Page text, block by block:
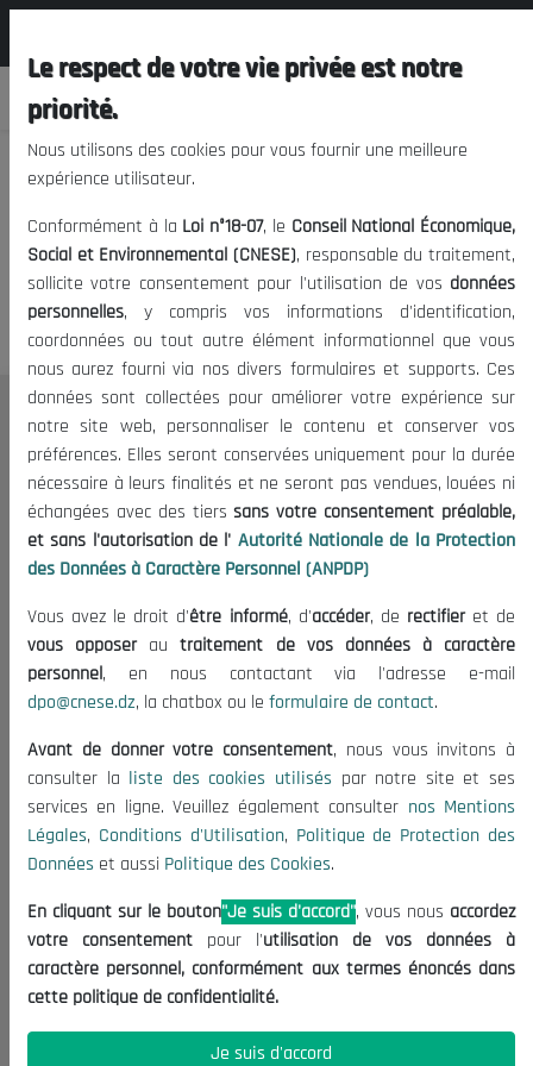
Nous vous prions de nous
excuser, mais l'accès à ce
contenu est restreint.
Le CNESE
A Propos
Le président
Organisation
Publications
Informations utiles
Appels d'offres et Consultations
Mentions Légales
Conditions d'Utilisation
Politique de Protection des Données
Politique des Cookies
Nous Contacter
(+213) 021 98 01 00|01|02
contact@cnese.dz
Suggestions ou Initiatives ?
Newsletter
dernières nouvelles.
Le respect de votre vie privée est notre
priorité.
Nous utilisons des cookies pour vous fournir une meilleure
expérience utilisateur.
Conformément à la Loi n°18-07, le Conseil National Économique,
Social et Environnemental (CNESE), responsable du traitement,
sollicite votre consentement pour l'utilisation de vos données
personnelles, y compris vos informations d'identification,
coordonnées ou tout autre élément informationnel que vous
nous aurez fourni via nos divers formulaires et supports. Ces
données sont collectées pour améliorer votre expérience sur
notre site web, personnaliser le contenu et conserver vos
préférences. Elles seront conservées uniquement pour la durée
nécessaire à leurs finalités et ne seront pas vendues, louées ni
échangées avec des tierssans votre consentement préalable,
et sans l'autorisation de l' Autorité Nationale de la Protection
des Données à Caractère Personnel (ANPDP)
Vous avez le droit d'être informé, d'accéder, de rectifieret de
vous opposerautraitement de vos données à caractère
personnel, en nous contactant via l'adresse e-mail
dpo@cnese.dz, la chatbox ou le formulaire de contact.
Avant de donner votre consentement, nous vous invitons à
consulter la liste des cookies utilisés par notre site et ses
services en ligne. Veuillez également consulter nos Mentions
Légales, Conditions d'Utilisation, Politique de Protection des
Données et aussi Politique des Cookies.
En cliquant sur le bouton"Je suis d'accord", vous nous accordez
votre consentement pour l'utilisation de vos données à
caractère personnel, conformément aux termes énoncés dans
cette politique de confidentialité.
Je suis d'accord